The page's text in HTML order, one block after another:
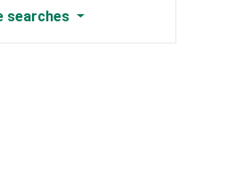
searches